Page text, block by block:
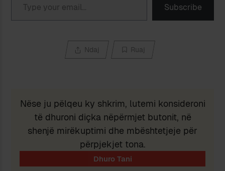
Subscribe
Ndaj Ruaj
Nëse ju pëlqeu ky shkrim, lutemi konsideroni
të dhuroni diçka nëpërmjet butonit, në
shenjë mirëkuptimi dhe mbështetjeje për
përpjekjet tona.